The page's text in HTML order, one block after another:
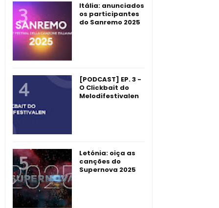
Itália: anunciados
os participantes
do Sanremo 2025
[PODCAST] EP. 3 -
O Clickbait do
Melodifestivalen
Letónia: oiça as
canções do
Supernova 2025